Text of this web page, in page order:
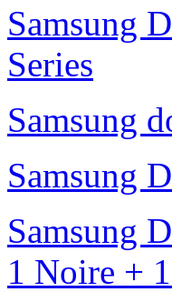
Samsung
Series
Samsung
Samsung
Samsung
1 Noire +